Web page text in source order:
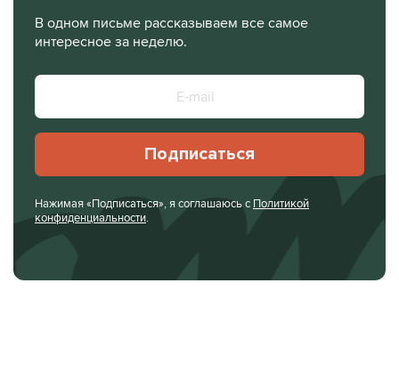
В одном письме рассказываем все самое
интересное за неделю.
Подписаться
Нажимая «Подписаться», я соглашаюсь с Политикой
конфиденциальности.